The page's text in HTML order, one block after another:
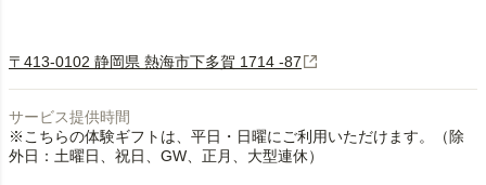
〒413-0102 静岡県 熱海市下多賀 1714 -87
サービス提供時間
※こちらの体験ギフトは、平日・日曜にご利用いただけます。（除
外日：土曜日、祝日、GW、正月、大型連休）